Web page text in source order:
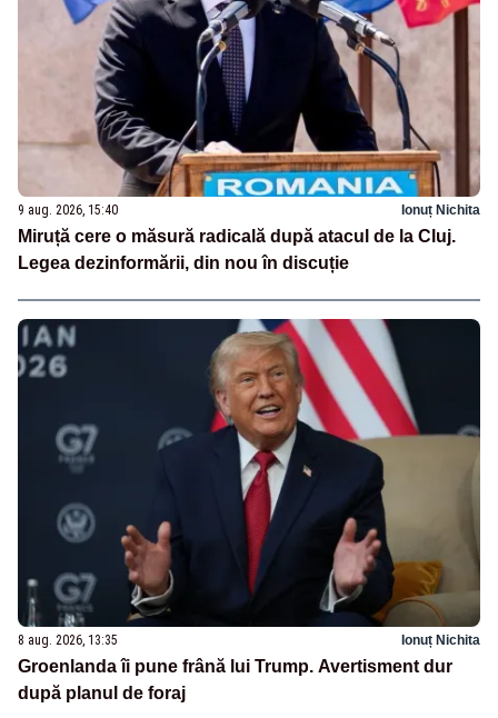
9 aug. 2026, 15:40 Ionuț Nichita
Miruță cere o măsură radicală după atacul de la Cluj.
Legea dezinformării, din nou în discuție
8 aug. 2026, 13:35 Ionuț Nichita
Groenlanda îi pune frână lui Trump. Avertisment dur
după planul de foraj